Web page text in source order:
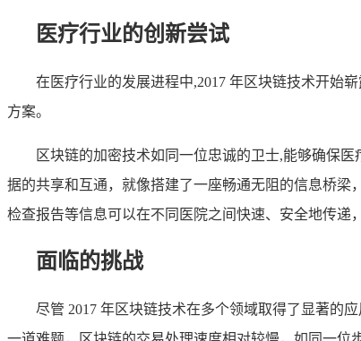
医疗行业的创新尝试
在医疗行业的发展进程中,2017 年区块链技术开始
方案。
区块链的加密技术如同一位忠诚的卫士,能够确保医
据的共享和互通，就像搭建了一座畅通无阻的信息桥梁
检查报告等信息可以在不同医院之间快速、安全地传递
面临的挑战
尽管 2017 年区块链技术在多个领域取得了显著的